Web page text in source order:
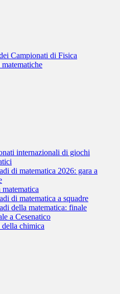
Campionati di Fisica
internazionali di giochi
di matematica 2026: gara a
di matematica a squadre
della matematica: finale
a Cesenatico
chimica